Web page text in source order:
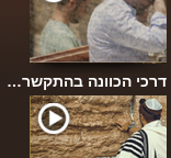
דרכי הכוונה בהתקשר…